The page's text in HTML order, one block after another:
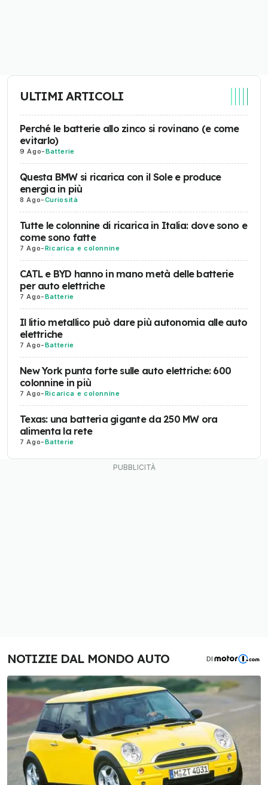
ULTIMI ARTICOLI
Perché le batterie allo zinco si rovinano (e come
evitarlo)
9 Ago-Batterie
Questa BMW si ricarica con il Sole e produce
energia in più
8 Ago-Curiosità
Tutte le colonnine di ricarica in Italia: dove sono e
come sono fatte
7 Ago-Ricarica e colonnine
CATL e BYD hanno in mano metà delle batterie
per auto elettriche
7 Ago-Batterie
Il litio metallico può dare più autonomia alle auto
elettriche
7 Ago-Batterie
New York punta forte sulle auto elettriche: 600
colonnine in più
7 Ago-Ricarica e colonnine
Texas: una batteria gigante da 250 MW ora
alimenta la rete
7 Ago-Batterie
NOTIZIE DAL MONDO AUTO DI